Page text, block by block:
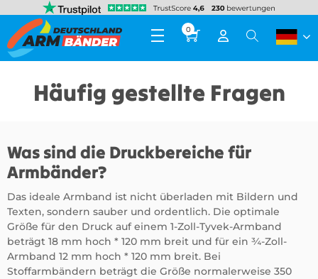
0
Häufig gestellte Fragen
Was sind die Druckbereiche für
Armbänder?
Das ideale Armband ist nicht überladen mit Bildern und
Texten, sondern sauber und ordentlich. Die optimale
Größe für den Druck auf einem 1-Zoll-Tyvek-Armband
beträgt 18 mm hoch * 120 mm breit und für ein ¾-Zoll-
Armband 12 mm hoch * 120 mm breit. Bei
Stoffarmbändern beträgt die Größe normalerweise 350